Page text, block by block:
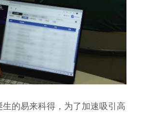
的易来科得，为了加速吸引高